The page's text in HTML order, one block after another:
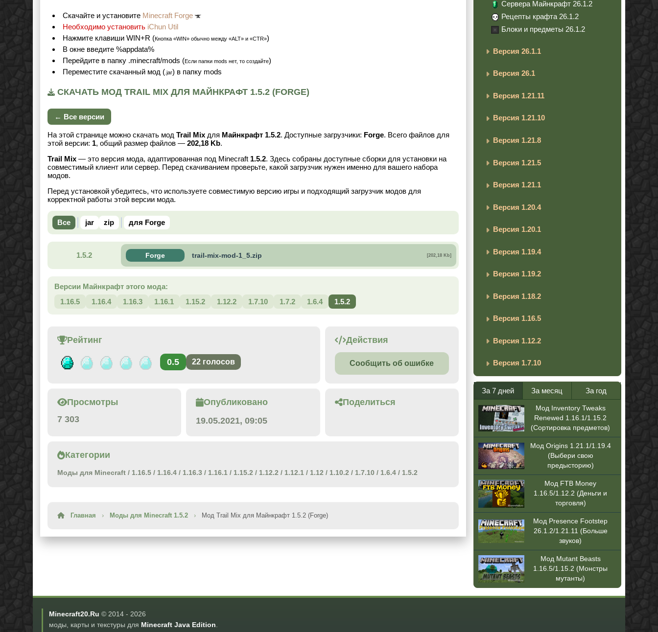
Cкачайте и установите Minecraft Forge
Необходимо установить iChun Util
Нажмите клавиши WIN+R (Кнопка «WIN» обычно между «ALT» и «CTR»)
В окне введите %appdata%
Перейдите в папку .minecraft/mods (Если папки mods нет, то создайте)
Переместите скачанный мод ( .jar) в папку mods
СКАЧАТЬ МОД TRAIL MIX ДЛЯ МАЙНКРАФТ 1.5.2 (FORGE)
← Все версии
На этой странице можно скачать мод Trail Mix для Майнкрафт 1.5.2. Доступные загрузчики: Forge. Всего файлов для
этой версии: 1, общий размер файлов — 202,18 Kb.
Trail Mix — это версия мода, адаптированная под Minecraft 1.5.2. Здесь собраны доступные сборки для установки на
совместимый клиент или сервер. Перед скачиванием проверьте, какой загрузчик нужен именно для вашего набора
модов.
Перед установкой убедитесь, что используете совместимую версию игры и подходящий загрузчик модов для
корректной работы этой версии мода.
Все jar zip для Forge
1.5.2 Forge trail-mix-mod-1_5.zip [202,18 Kb]
Версии Майнкрафт этого мода:
1.16.5
1.16.4 1.16.3 1.16.1 1.15.2 1.12.2 1.7.10 1.7.2 1.6.4 1.5.2
Рейтинг
0.5 22 голосов
Действия
Сообщить об ошибке
Просмотры
7 303
Опубликовано
19.05.2021, 09:05
Поделиться
Категории
Моды для Minecraft / 1.16.5 / 1.16.4 / 1.16.3 / 1.16.1 / 1.15.2 / 1.12.2 / 1.12.1 / 1.12 / 1.10.2 / 1.7.10 / 1.6.4 / 1.5.2
Главная › Моды для Minecraft 1.5.2 › Мод Trail Mix для Майнкрафт 1.5.2 (Forge)
Сервера Майнкрафт 26.1.2
Рецепты крафта 26.1.2
Блоки и предметы 26.1.2
Версия 26.1.1
Версия 26.1
Версия 1.21.11
Версия 1.21.10
Версия 1.21.8
Версия 1.21.5
Версия 1.21.1
Версия 1.20.4
Версия 1.20.1
Версия 1.19.4
Версия 1.19.2
Версия 1.18.2
Версия 1.16.5
Версия 1.12.2
Версия 1.7.10
За 7 дней За месяц За год
Мод Inventory Tweaks
Renewed 1.16.1/1.15.2
(Сортировка предметов)
Мод Origins 1.21.1/1.19.4
(Выбери свою
предысторию)
Мод FTB Money
1.16.5/1.12.2 (Деньги и
торговля)
Мод Presence Footstep
26.1.2/1.21.11 (Больше
звуков)
Мод Mutant Beasts
1.16.5/1.15.2 (Монстры
мутанты)
Minecraft20.Ru © 2014 - 2026
моды, карты и текстуры для Minecraft Java Edition